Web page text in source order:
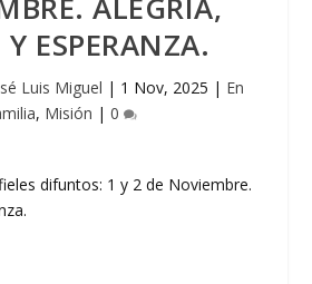
ESPERANZA.
Luis Miguel | 1 Nov, 2025 | En
, Misión | 0